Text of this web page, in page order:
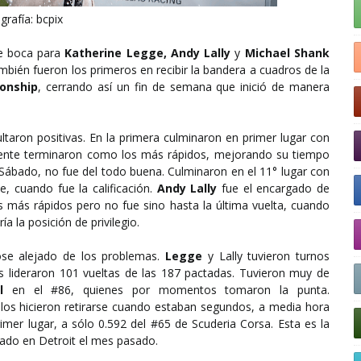
bcpix
boca para Katherine Legge, Andy Lally y Michael Shank
fueron los primeros en recibir la bandera a cuadros de la
, cerrando así un fin de semana que inició de manera
positivas. En la primera culminaron en primer lugar con
terminaron como los más rápidos, mejorando su tiempo
no fue del todo buena. Culminaron en el 11° lugar con
cuando fue la calificación. Andy Lally fue el encargado de
más rápidos pero no fue sino hasta la última vuelta, cuando
la posición de privilegio.
alejado de los problemas. Legge y Lally tuvieron turnos
101 vueltas de las 187 pactadas. Tuvieron muy de
en el #86, quienes por momentos tomaron la punta.
hicieron retirarse cuando estaban segundos, a media hora
lugar, a sólo 0.592 del #65 de Scuderia Corsa. Esta es la
en Detroit el mes pasado.